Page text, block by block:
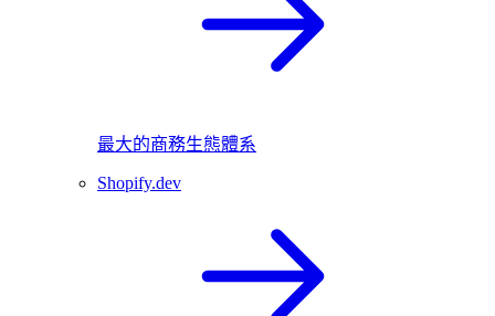
最大的商務生態體系
Shopify.dev